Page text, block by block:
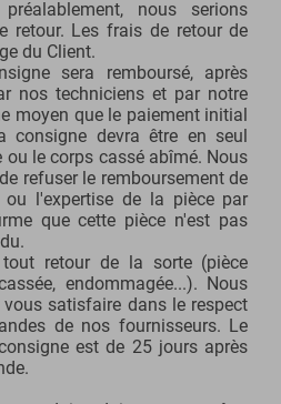
nous serions
retour. Les frais de retour de
du Client.
sera remboursé, après
nos techniciens et par notre
moyen que le paiement initial
consigne devra être en seul
ou le corps cassé abîmé. Nous
refuser le remboursement de
l'expertise de la pièce par
que cette pièce n'est pas
tout retour de la sorte (pièce
endommagée...). Nous
satisfaire dans le respect
de nos fournisseurs. Le
est de 25 jours après